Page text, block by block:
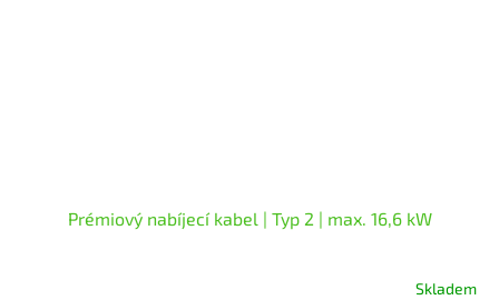
Prémiový nabíjecí kabel | Typ 2 | max. 16,6 kW
Skladem